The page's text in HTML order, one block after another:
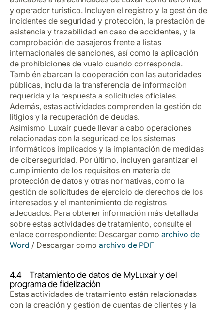
y operador turístico. Incluyen el registro y la gestión de
incidentes de seguridad y protección, la prestación de
asistencia y trazabilidad en caso de accidentes, y la
comprobación de pasajeros frente a listas
internacionales de sanciones, así como la aplicación
de prohibiciones de vuelo cuando corresponda.
También abarcan la cooperación con las autoridades
públicas, incluida la transferencia de información
requerida y la respuesta a solicitudes oficiales.
Además, estas actividades comprenden la gestión de
litigios y la recuperación de deudas.
Asimismo, Luxair puede llevar a cabo operaciones
relacionadas con la seguridad de los sistemas
informáticos implicados y la implantación de medidas
de ciberseguridad. Por último, incluyen garantizar el
cumplimiento de los requisitos en materia de
protección de datos y otras normativas, como la
gestión de solicitudes de ejercicio de derechos de los
interesados y el mantenimiento de registros
adecuados. Para obtener información más detallada
sobre estas actividades de tratamiento, consulte el
enlace correspondiente: Descargar como archivo de
Word / Descargar como archivo de PDF
4.4 Tratamiento de datos de MyLuxair y del
programa de fidelización
Estas actividades de tratamiento están relacionadas
con la creación y gestión de cuentas de clientes y la